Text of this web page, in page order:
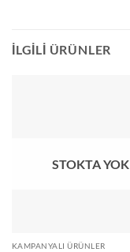
İLGILI ÜRÜNLER
STOKTA YOK
KAMPANYALI ÜRÜNLER